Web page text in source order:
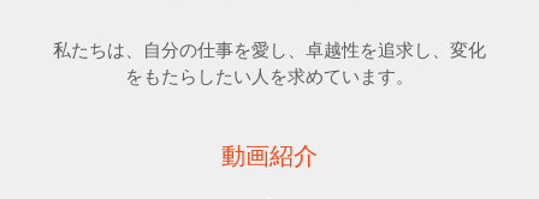
私たちは、自分の仕事を愛し、卓越性を追求し、変化
をもたらしたい人を求めています。
動画紹介